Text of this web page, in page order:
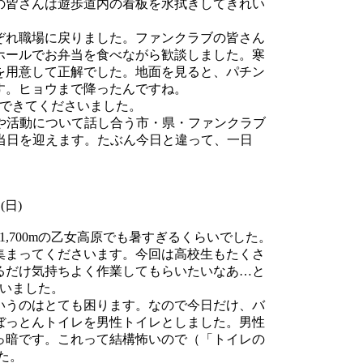
さんは遊歩道内の看板を水拭きしてきれい
職場に戻りました。ファンクラブの皆さん
ルでお弁当を食べながら歓談しました。寒
意して正解でした。地面を見ると、パチン
ヒョウまで降ったんですね。
てくださいました。
動について話し合う市・県・ファンクラブ
を迎えます。たぶん今日と違って、一日
)
の乙女高原でも暑すぎるくらいでした。
ってくださいます。今回は高校生もたくさ
け気持ちよく作業してもらいたいなあ…と
ました。
のはとても困ります。なので今日だけ、バ
とんトイレを男性トイレとしました。男性
です。これって結構怖いので（「トイレの
。